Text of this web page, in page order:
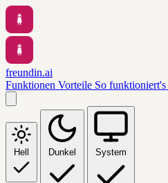
freundin.ai
Funktionen Vorteile So funktioniert's
Hell Dunkel System